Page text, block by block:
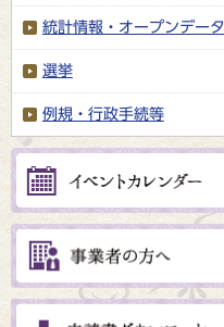
統計情報・オープンデータ
選挙
例規・行政手続等